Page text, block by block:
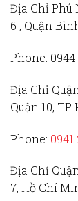
Địa Chỉ Phú
6 , Quận
Phone:
Địa Chỉ
Quận 10,
Phone: 0941
Địa Chỉ
7, Hồ Chí